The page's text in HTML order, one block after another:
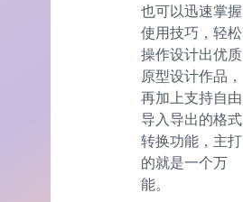
也可以迅速掌握
使用技巧，轻松
操作设计出优质
原型设计作品，
再加上支持自由
导入导出的格式
转换功能，主打
的就是一个万
能。